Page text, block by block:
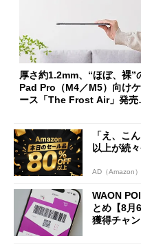
厚さ約1.2mm、“ほぼ、裸”
Pad Pro（M4／M5）向けケ
ース「The Frost Air」発
「え、こ
以上が続
AD（Amazon）
WAON
とめ【8
獲得チャ